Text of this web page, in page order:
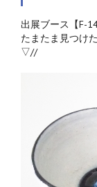
出展ブース【F-
たまたま見つけ
▽//